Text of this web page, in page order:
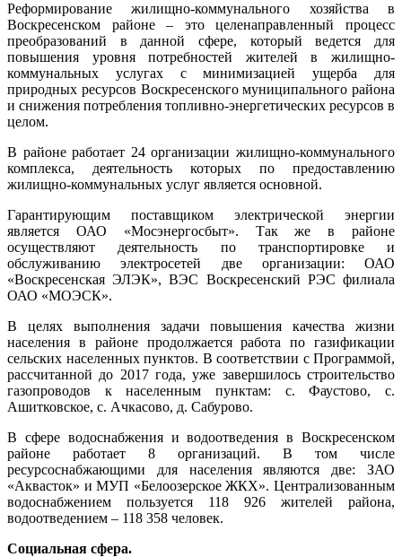
Реформирование жилищно-коммунального хозяйства в
Воскресенском районе – это целенаправленный процесс
преобразований в данной сфере, который ведется для
повышения уровня потребностей жителей в жилищно-
коммунальных услугах с минимизацией ущерба для
природных ресурсов Воскресенского муниципального района
и снижения потребления топливно-энергетических ресурсов в
целом.
В районе работает 24 организации жилищно-коммунального
комплекса, деятельность которых по предоставлению
жилищно-коммунальных услуг является основной.
Гарантирующим поставщиком электрической энергии
является ОАО «Мосэнергосбыт». Так же в районе
осуществляют деятельность по транспортировке и
обслуживанию электросетей две организации: ОАО
«Воскресенская ЭЛЭК», ВЭС Воскресенский РЭС филиала
ОАО «МОЭСК».
В целях выполнения задачи повышения качества жизни
населения в районе продолжается работа по газификации
сельских населенных пунктов. В соответствии с Программой,
рассчитанной до 2017 года, уже завершилось строительство
газопроводов к населенным пунктам: с. Фаустово, с.
Ашитковское, с. Ачкасово, д. Сабурово.
В сфере водоснабжения и водоотведения в Воскресенском
районе работает 8 организаций. В том числе
ресурсоснабжающими для населения являются две: ЗАО
«Аквасток» и МУП «Белоозерское ЖКХ». Централизованным
водоснабжением пользуется 118 926 жителей района,
водоотведением – 118 358 человек.
Социальная сфера.